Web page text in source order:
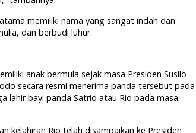
memiliki nama yang sangat indah dan
dan berbudi luhur.
anak bermula sejak masa Presiden Susilo
secara resmi menerima panda tersebut pada
lahir bayi panda Satrio atau Rio pada masa
kelahiran Rio telah disampaikan ke Presiden